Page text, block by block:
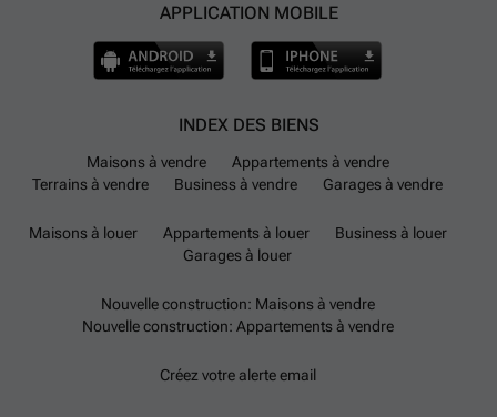
APPLICATION MOBILE
INDEX DES BIENS
Maisons à vendre
Appartements à vendre
Terrains à vendre
Business à vendre Garages à vendre
Maisons à louer Appartements à louer
Business à louer
Garages à louer
Nouvelle construction: Maisons à vendre
Nouvelle construction: Appartements à vendre
Créez votre alerte email